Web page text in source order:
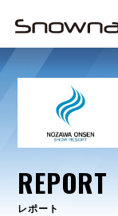
REPORT
レポート